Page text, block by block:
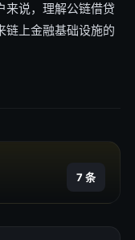
来说，理解公链借贷
链上金融基础设施的
7 条